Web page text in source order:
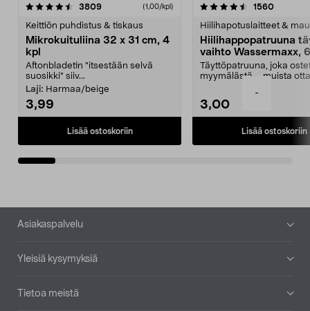
-
3809arvostelut (1,00/kpl)
Keittiön puhdistus & tiskaus
Mikrokuituliina 32 x 31 cm, 4
kpl
Aftonbladetin "itsestään selvä
suosikki" siiv...
Laji: Harmaa/beige
3,99
Lisää ostoskoriin
4.5viidestä
1560
Hiilihapotuslaitteet &
Hiilihappopatruuna
vaihto Wassermaxx,
Täyttöpatruuna, joka
myymälästä – muista
3,00
Lisää ostoskoriin
4.5viidestä
Alatunniste
Asiakaspalvelu
Yleisiä kysymyksiä
Tietoa meistä